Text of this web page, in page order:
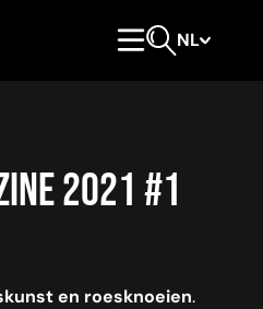
NL
2021 #1
en roesknoeien.